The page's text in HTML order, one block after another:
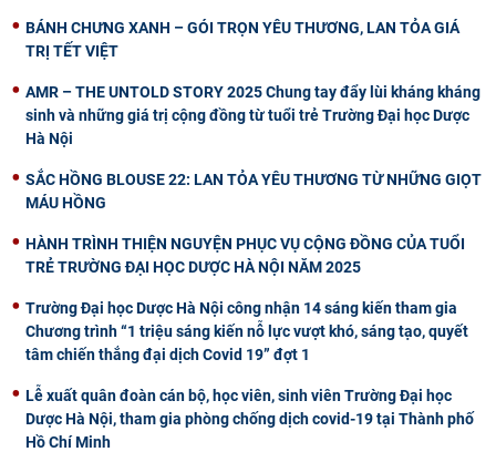
BÁNH CHƯNG XANH – GÓI TRỌN YÊU THƯƠNG, LAN TỎA GIÁ
TRỊ TẾT VIỆT
AMR – THE UNTOLD STORY 2025 Chung tay đẩy lùi kháng kháng
sinh và những giá trị cộng đồng từ tuổi trẻ Trường Đại học Dược
Hà Nội
SẮC HỒNG BLOUSE 22: LAN TỎA YÊU THƯƠNG TỪ NHỮNG GIỌT
MÁU HỒNG
HÀNH TRÌNH THIỆN NGUYỆN PHỤC VỤ CỘNG ĐỒNG CỦA TUỔI
TRẺ TRƯỜNG ĐẠI HỌC DƯỢC HÀ NỘI NĂM 2025
Trường Đại học Dược Hà Nội công nhận 14 sáng kiến tham gia
Chương trình “1 triệu sáng kiến nỗ lực vượt khó, sáng tạo, quyết
tâm chiến thắng đại dịch Covid 19” đợt 1
Lễ xuất quân đoàn cán bộ, học viên, sinh viên Trường Đại học
Dược Hà Nội, tham gia phòng chống dịch covid-19 tại Thành phố
Hồ Chí Minh